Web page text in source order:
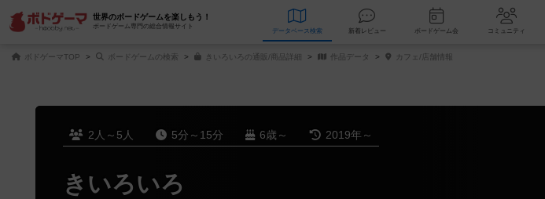
世界のボードゲームを楽しもう！
ボードゲーム専門の総合情報サイト
データベース 検索 新着レビュー ボードゲーム会
ボドゲーマTOP ボードゲームの検索 きいろいろの通販/商品詳細 作品データ カフェ/店舗情報
2人～5人 5分～15分 6歳～ 2019年～
きいろいろ